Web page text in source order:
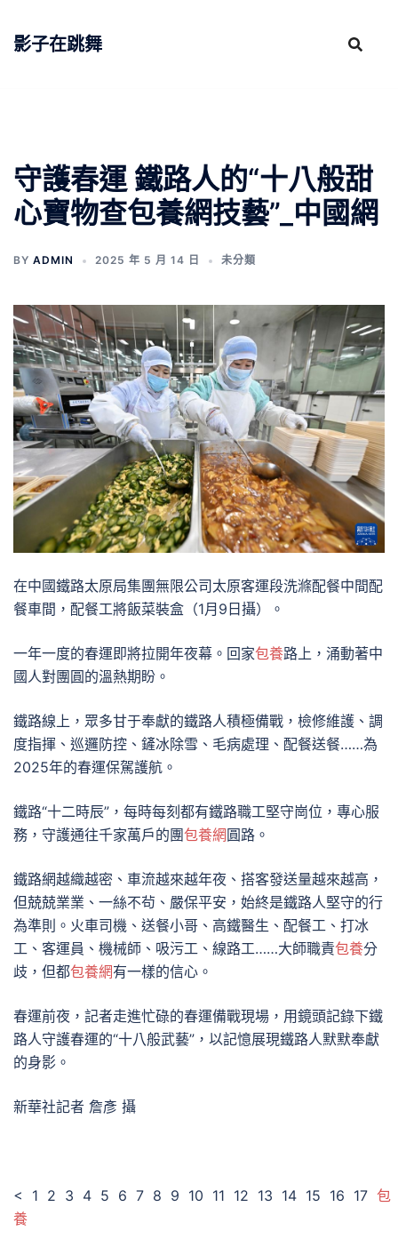
影子在跳舞
守護春運 鐵路人的“十八般甜
心寶物查包養網技藝”_中國網
BY ADMIN 2025 年 5 月 14 日 未分類
在中國鐵路太原局集團無限公司太原客運段洗滌配餐中間配
餐車間，配餐工將飯菜裝盒（1月9日攝）。
一年一度的春運即將拉開年夜幕。回家包養路上，涌動著中
國人對團圓的溫熱期盼。
鐵路線上，眾多甘于奉獻的鐵路人積極備戰，檢修維護、調
度指揮、巡邏防控、鏟冰除雪、毛病處理、配餐送餐……為
2025年的春運保駕護航。
鐵路“十二時辰”，每時每刻都有鐵路職工堅守崗位，專心服
務，守護通往千家萬戶的團包養網圓路。
鐵路網越織越密、車流越來越年夜、搭客發送量越來越高，
但兢兢業業、一絲不茍、嚴保平安，始終是鐵路人堅守的行
為準則。火車司機、送餐小哥、高鐵醫生、配餐工、打冰
工、客運員、機械師、吸污工、線路工……大師職責包養分
歧，但都包養網有一樣的信心。
春運前夜，記者走進忙碌的春運備戰現場，用鏡頭記錄下鐵
路人守護春運的“十八般武藝”，以記憶展現鐵路人默默奉獻
的身影。
新華社記者 詹彥 攝
< 1 2 3 4 5 6 7 8 9 10 11 12 13 14 15 16 17 包
養